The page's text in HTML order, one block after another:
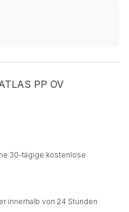
PP OV
30-tägige kostenlose
innerhalb von 24 Stunden